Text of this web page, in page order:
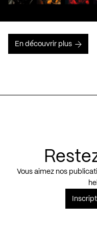
En découvrir plus
Vous aimez nos